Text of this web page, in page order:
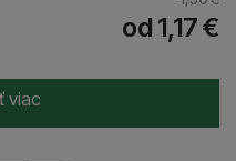
od 1,17€
viac